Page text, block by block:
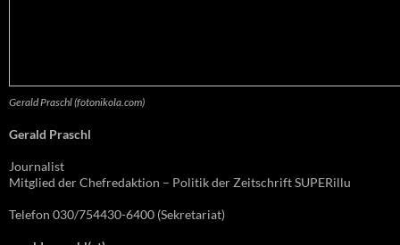
Gerald Praschl (fotonikola.com)
Gerald Praschl
Journalist
Mitglied der Chefredaktion – Politik der Zeitschrift SUPERillu
Telefon 030/754430-6400 (Sekretariat)